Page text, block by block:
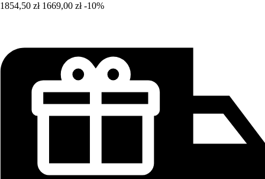
1854,50 zł 1669,00 zł -10%